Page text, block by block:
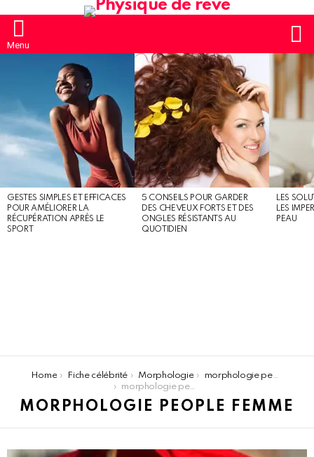
Menu
GESTES SIMPLES ET EFFICACES
POUR AMÉLIORER LA
RÉCUPÉRATION APRÈS LE
SPORT
5 CONSEILS POUR GARDER
DES CHEVEUX FORTS ET DES
ONGLES RÉSISTANTS AU
QUOTIDIEN
LES
LES
PEAU
You are here:
Home Fiche célébrité Morphologie
morphologie people
morphologie people femme
MORPHOLOGIE PEOPLE FEMME